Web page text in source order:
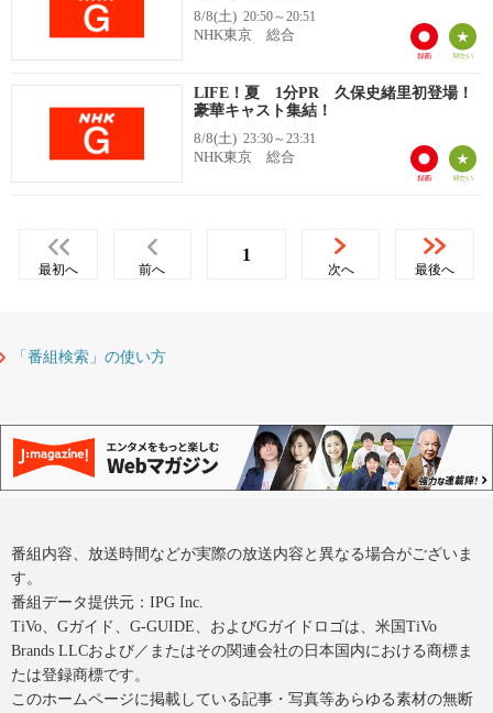
8/8(土) 20:50～20:51
NHK東京 総合
LIFE！夏 1分PR 久保史緒里初登場！
豪華キャスト集結！
8/8(土) 23:30～23:31
NHK東京 総合
最初へ 前へ
1
次へ 最後へ
「番組検索」の使い方
番組内容、放送時間などが実際の放送内容と異なる場合がございま
す。
番組データ提供元：IPG Inc.
TiVo、Gガイド、G-GUIDE、およびGガイドロゴは、米国TiVo
Brands LLCおよび／またはその関連会社の日本国内における商標ま
たは登録商標です。
このホームページに掲載している記事・写真等あらゆる素材の無断